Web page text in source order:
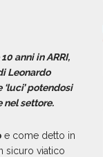
anni in ARRI,
Leonardo
potendosi
nel settore.
e come detto in
sicuro viatico